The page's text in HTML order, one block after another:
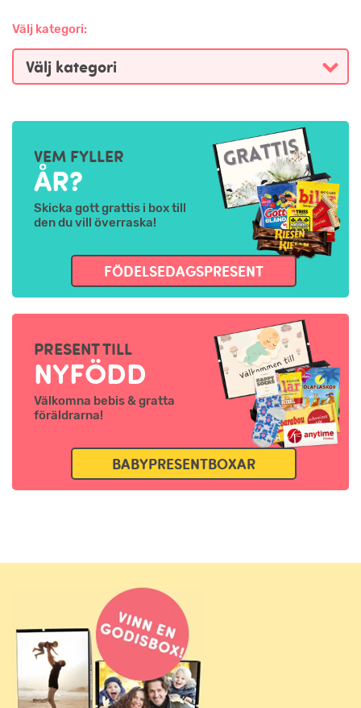
Välj kategori:
VEM FYLLER
ÅR?
Skicka gott grattis i box till
den du vill överraska!
FÖDELSEDAGSPRESENT
PRESENT TILL
NYFÖDD
Välkomna bebis & gratta
föräldrarna!
BABYPRESENTBOXAR